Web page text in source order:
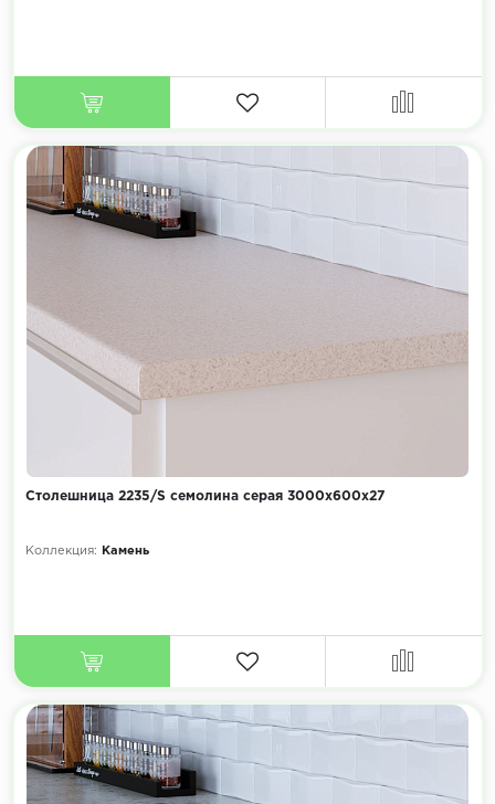
Столешница 2235/S семолина серая 3000х600х27
Коллекция: Камень